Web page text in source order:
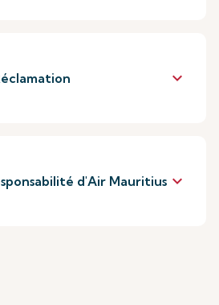
keyboard_arrow_down
d'Air Mauritius keyboard_arrow_down